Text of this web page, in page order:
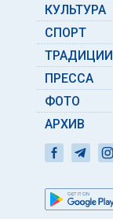
КУЛЬТУРА
СПОРТ
ТРАДИЦИИ
ПРЕССА
ФОТО
АРХИВ